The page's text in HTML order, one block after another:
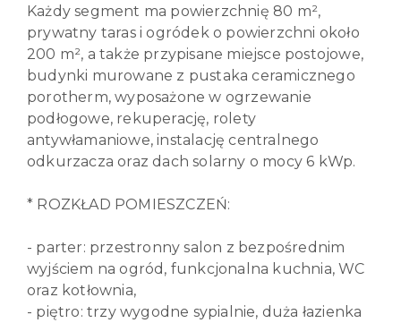
Każdy segment ma powierzchnię 80 m²,
prywatny taras i ogródek o powierzchni około
200 m², a także przypisane miejsce postojowe,
budynki murowane z pustaka ceramicznego
porotherm, wyposażone w ogrzewanie
podłogowe, rekuperację, rolety
antywłamaniowe, instalację centralnego
odkurzacza oraz dach solarny o mocy 6 kWp.
* ROZKŁAD POMIESZCZEŃ:
- parter: przestronny salon z bezpośrednim
wyjściem na ogród, funkcjonalna kuchnia, WC
oraz kotłownia,
- piętro: trzy wygodne sypialnie, duża łazienka